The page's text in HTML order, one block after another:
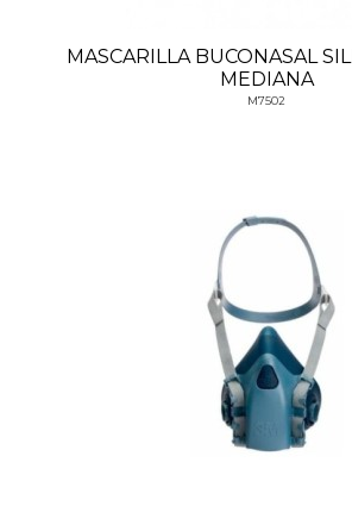
MASCARILLA BUCONASAL
MEDIANA
M7502